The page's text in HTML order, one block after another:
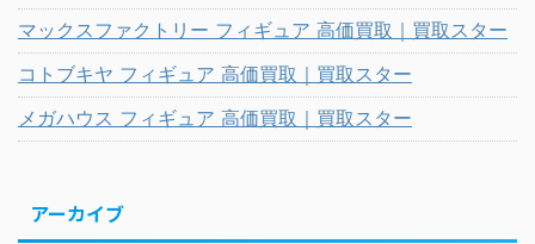
マックスファクトリー フィギュア 高価買取｜買取スター
コトブキヤ フィギュア 高価買取｜買取スター
メガハウス フィギュア 高価買取｜買取スター
アーカイブ